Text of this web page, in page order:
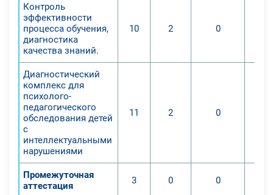
Контроль
эффективности
процесса обучения,
диагностика
качества знаний.
10 2 0
Диагностический
комплекс для
психолого-
педагогического
обследования детей
с
интеллектуальными
нарушениями
11 2 0
Промежуточная
аттестация
3 0 0